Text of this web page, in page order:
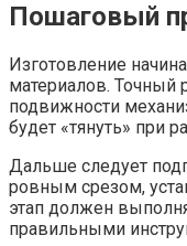
Пошаговый
Изготовление
материалов. Точный
подвижности
будет «тянуть» при
Дальше следует
ровным срезом,
этап должен
правильными